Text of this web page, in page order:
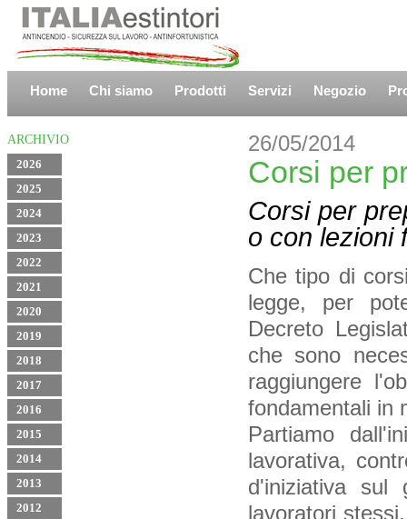
Home Chi siamo Prodotti Servizi Negozio
ARCHIVIO
2026
2025
2024
2023
2022
2021
2020
2019
2018
2017
2016
2015
2014
2013
2012
26/05/2014
Corsi per
Corsi per
o con lezioni
Che tipo di
legge, per
Decreto
che sono
raggiungere
fondamentali in
Partiamo
lavorativa,
d'iniziativa sul
lavoratori